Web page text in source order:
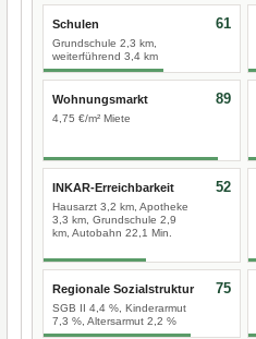
Schulen
Grundschule 2,3 km,
weiterführend 3,4 km
61
Wohnungsmarkt
4,75 €/m² Miete
89
INKAR-Erreichbarkeit
Hausarzt 3,2 km, Apotheke
3,3 km, Grundschule 2,9
km, Autobahn 22,1 Min.
52
Regionale Sozialstruktur
SGB II 4,4 %, Kinderarmut
7,3 %, Altersarmut 2,2 %
75